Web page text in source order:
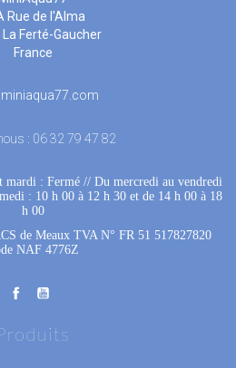
Rue de l'Alma
Ferté-Gaucher
France
: 06 32 79 47 82
mardi : Fermé // Du mercredi au vendredi
: 10 h 00 à 12 h 30 et de 14 h 00 à 18
h 00
de Meaux TVA N° FR 51 517827820
NAF 4776Z